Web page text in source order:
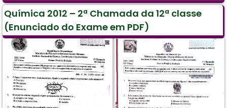
Química 2012 – 2ª Chamada da 12ª classe
(Enunciado do Exame em PDF)